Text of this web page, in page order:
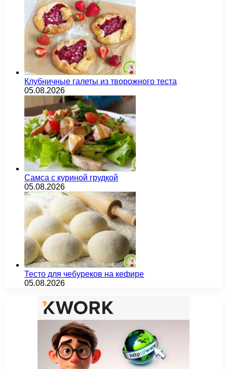
Клубничные галеты из творожного теста
05.08.2026
Самса с куриной грудкой
05.08.2026
Тесто для чебуреков на кефире
05.08.2026